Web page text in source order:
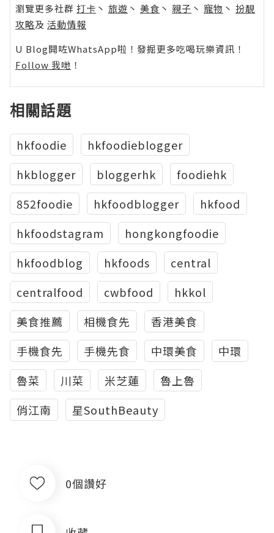
瀏覽更多社群 打卡 丶 旅遊 丶 美食 丶 親子 丶 寵物 丶 扮靚
攻略及 活動情報
U Blog開咗WhatsApp啦！發掘更多吃喝玩樂資訊！
Follow 我哋 ！
相關話題
hkfoodie
hkfoodieblogger
hkblogger
bloggerhk
foodiehk
852foodie
hkfoodblogger
hkfood
hkfoodstagram
hongkongfoodie
hkfoodblog
hkfoods
central
centralfood
cwbfood
hkkol
美食推薦
相機食先
香港美食
手機食先
手機先食 中環美食
中環
魯菜
川菜 米芝蓮
魯上魯
俏江南
星SouthBeauty
0個讚好